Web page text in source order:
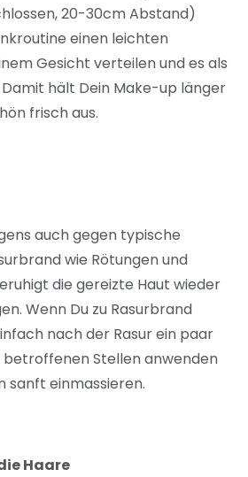
20-30cm Abstand)
einen leichten
Gesicht verteilen und es als
hält Dein Make-up länger
frisch aus.
auch gegen typische
wie Rötungen und
die gereizte Haut wieder
Wenn Du zu Rasurbrand
nach der Rasur ein paar
betroffenen Stellen anwenden
sanft einmassieren.
Haare